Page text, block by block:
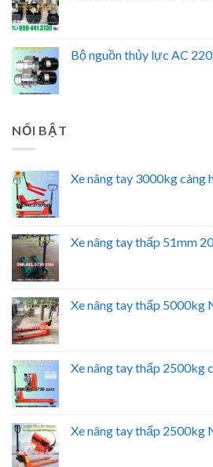
Bộ nguồn thủy lực AC
NỔI BẬT
Xe nâng tay 3000kg càng
Xe nâng tay thấp 51mm
Xe nâng tay thấp 5000kg
Xe nâng tay thấp 2500kg
Xe nâng tay thấp 2500kg